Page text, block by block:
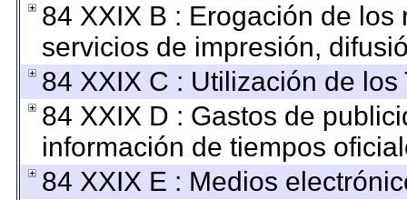
84 XXIX B : Erogación de
servicios de impresión,
84 XXIX C : Utilización de
84 XXIX D : Gastos de
información de tiempos
84 XXIX E : Medios